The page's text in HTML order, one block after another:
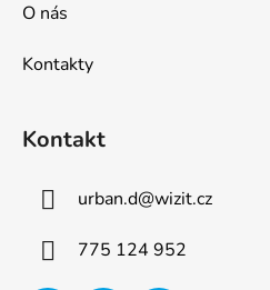
O nás
Kontakty
Kontakt
urban.d@wizit.cz
775 124 952